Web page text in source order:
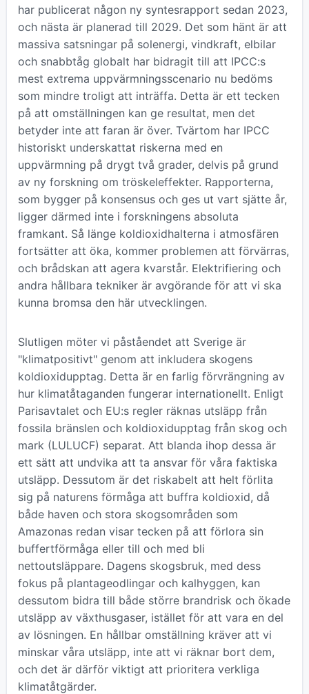
har publicerat någon ny syntesrapport sedan 2023,
och nästa är planerad till 2029. Det som hänt är att
massiva satsningar på solenergi, vindkraft, elbilar
och snabbtåg globalt har bidragit till att IPCC:s
mest extrema uppvärmningsscenario nu bedöms
som mindre troligt att inträffa. Detta är ett tecken
på att omställningen kan ge resultat, men det
betyder inte att faran är över. Tvärtom har IPCC
historiskt underskattat riskerna med en
uppvärmning på drygt två grader, delvis på grund
av ny forskning om tröskeleffekter. Rapporterna,
som bygger på konsensus och ges ut vart sjätte år,
ligger därmed inte i forskningens absoluta
framkant. Så länge koldioxidhalterna i atmosfären
fortsätter att öka, kommer problemen att förvärras,
och brådskan att agera kvarstår. Elektrifiering och
andra hållbara tekniker är avgörande för att vi ska
kunna bromsa den här utvecklingen.
Slutligen möter vi påståendet att Sverige är
"klimatpositivt" genom att inkludera skogens
koldioxidupptag. Detta är en farlig förvrängning av
hur klimatåtaganden fungerar internationellt. Enligt
Parisavtalet och EU:s regler räknas utsläpp från
fossila bränslen och koldioxidupptag från skog och
mark (LULUCF) separat. Att blanda ihop dessa är
ett sätt att undvika att ta ansvar för våra faktiska
utsläpp. Dessutom är det riskabelt att helt förlita
sig på naturens förmåga att buffra koldioxid, då
både haven och stora skogsområden som
Amazonas redan visar tecken på att förlora sin
buffertförmåga eller till och med bli
nettoutsläppare. Dagens skogsbruk, med dess
fokus på plantageodlingar och kalhyggen, kan
dessutom bidra till både större brandrisk och ökade
utsläpp av växthusgaser, istället för att vara en del
av lösningen. En hållbar omställning kräver att vi
minskar våra utsläpp, inte att vi räknar bort dem,
och det är därför viktigt att prioritera verkliga
klimatåtgärder.